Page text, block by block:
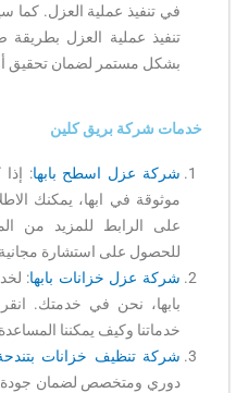
في تنفيذ عملية العزل. كما
تنفيذ عملية العزل
بشكل مستمر لضمان تحقيق
خدمات شركة بريق كلين
شركة عزل اسطح بابها:
موثوقة في ابها، يمكنك
على الرابط للمزيد من
للحصول على استشارة
شركة عزل خزانات بابها:
بابها، نحن في خدمتك.
خدماتنا وكيف يمكننا
شركة تنظيف خزانات
دوري ومتخصص لضمان جودة